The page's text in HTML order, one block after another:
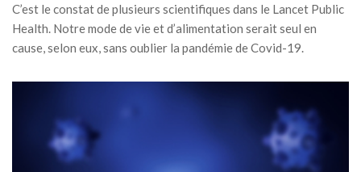
C’est le constat de plusieurs scientifiques dans le Lancet Public
Health. Notre mode de vie et d’alimentation serait seul en
cause, selon eux, sans oublier la pandémie de Covid-19.